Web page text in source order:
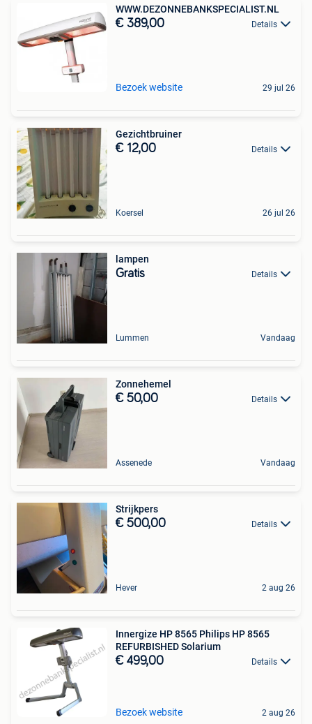
WWW.DEZONNEBANKSPECIALIST.NL
€ 389,00 Details
Bezoek website 29 jul 26
Gezichtbruiner
€ 12,00 Details
Koersel 26 jul 26
lampen
Gratis Details
Lummen Vandaag
Zonnehemel
€ 50,00 Details
Assenede Vandaag
Strijkpers
€ 500,00 Details
Hever 2 aug 26
Innergize HP 8565 Philips HP 8565
REFURBISHED Solarium
€ 499,00 Details
Bezoek website 2 aug 26